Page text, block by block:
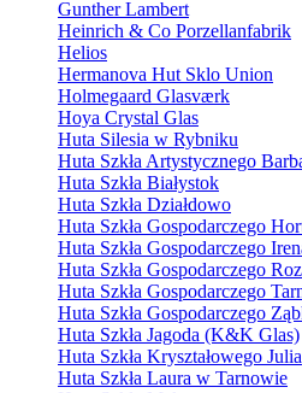
Gunther Lambert
Heinrich & Co Porzellanfabrik
Helios
Hermanova Hut Sklo Union
Holmegaard Glasværk
Hoya Crystal Glas
Huta Silesia w Rybniku
Huta Szkła Artystycznego
Huta Szkła Białystok
Huta Szkła Działdowo
Huta Szkła Gospodarczego
Huta Szkła Gospodarczego
Huta Szkła Gospodarczego
Huta Szkła Gospodarczego
Huta Szkła Gospodarczego
Huta Szkła Jagoda (K&K Glas)
Huta Szkła Kryształowego Julia
Huta Szkła Laura w Tarnowie